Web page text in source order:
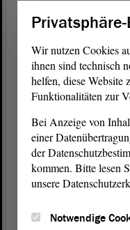
geltenden vier auf
einem so hehren
Einsparungen bei
innerhalb weniger
ergreifen können,
Geld in die Hand
für einen Monat in
geht so nicht.
Zu der
Kosmehl, schon
Ich habe im
Wir nutzen Cookies
ihnen sind technisch
helfen, diese Website
Funktionalitäten zur
Bei Anzeige von
einer
der
kommen. Bitte lesen
unsere
Notwendige